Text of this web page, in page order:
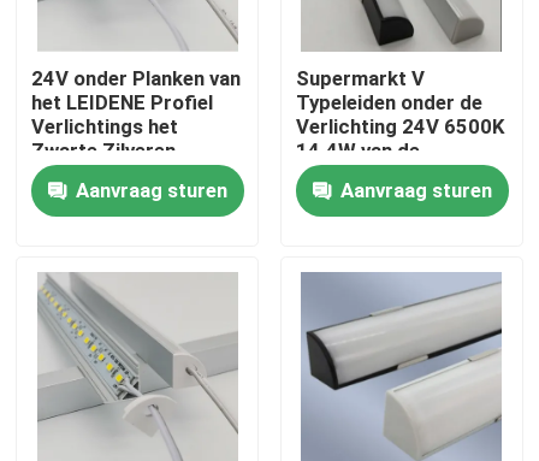
Thuis
Producten
Over ons
Fabrieksreis
24V onder Planken van
het LEIDENE Profiel
Verlichtings het
Zwarte Zilveren
Aluminium onder de
Verlichting van de
Kabinetsstrook
Aanvraag sturen
Supermarkt V
Typeleiden onder de
Verlichting 24V 6500K
14.4W van de
Kabinetsstrook
Aanvraag sturen